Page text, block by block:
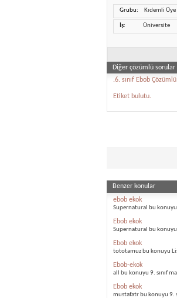
Grubu Kıdemli Üye
İş Üniversite
Diğer çözümlü
.6. sınıf Ebob
Etiket bulutu.
Benzer konular
ebob ekok
Supernatural bu konuyu
Ebob ekok
Supernatural bu konuyu
Ebob ekok
tototamuz bu konuyu
Ebob-ekok
all bu konuyu 9. sınıf
Ebob ekok
mustafatr bu konuyu 9.